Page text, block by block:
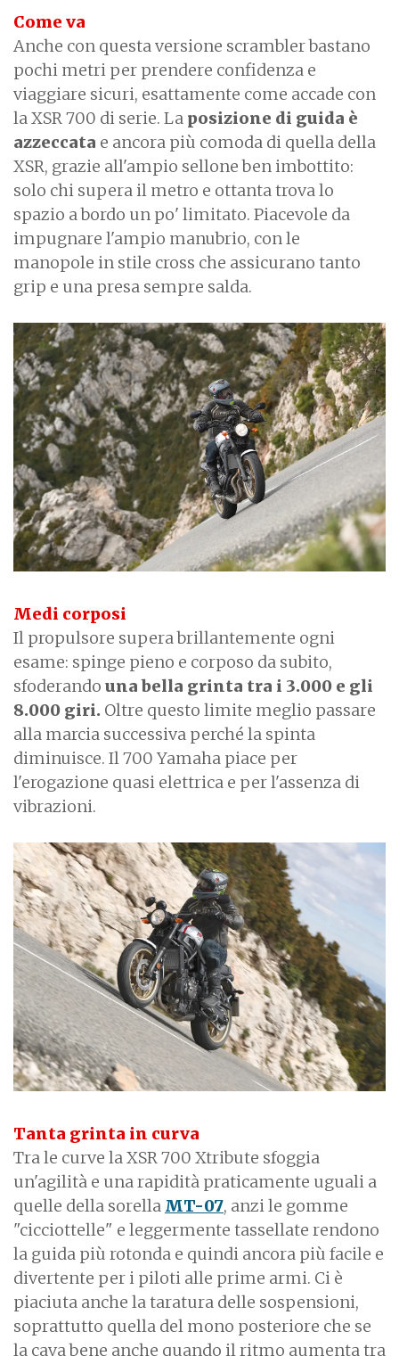
Come va
Anche con questa versione scrambler bastano
pochi metri per prendere confidenza e
viaggiare sicuri, esattamente come accade con
la XSR 700 di serie. La posizione di guida è
azzeccata e ancora più comoda di quella della
XSR, grazie all'ampio sellone ben imbottito:
solo chi supera il metro e ottanta trova lo
spazio a bordo un po' limitato. Piacevole da
impugnare l'ampio manubrio, con le
manopole in stile cross che assicurano tanto
grip e una presa sempre salda.
Medi corposi
Il propulsore supera brillantemente ogni
esame: spinge pieno e corposo da subito,
sfoderando una bella grinta tra i 3.000 e gli
8.000 giri. Oltre questo limite meglio passare
alla marcia successiva perché la spinta
diminuisce. Il 700 Yamaha piace per
l'erogazione quasi elettrica e per l'assenza di
vibrazioni.
Tanta grinta in curva
Tra le curve la XSR 700 Xtribute sfoggia
un'agilità e una rapidità praticamente uguali a
quelle della sorella MT-07, anzi le gomme
"cicciottelle" e leggermente tassellate rendono
la guida più rotonda e quindi ancora più facile e
divertente per i piloti alle prime armi. Ci è
piaciuta anche la taratura delle sospensioni,
soprattutto quella del mono posteriore che se
la cava bene anche quando il ritmo aumenta tra